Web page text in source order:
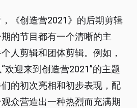
《创造营2021》的后期剪辑
的节目都有一个清晰的主
人剪辑和团体剪辑。例如，
欢迎来到创造营2021”的主题
的初次亮相和初步表现，配
众营造出一种热烈而充满期